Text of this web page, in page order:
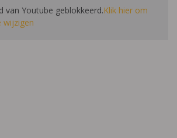
van Youtube geblokkeerd.Klik hier om
wijzigen